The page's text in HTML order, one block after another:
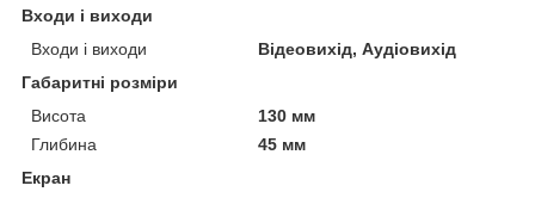
Входи і виходи
Входи і виходи
Відеовихід, Аудіовихід
Габаритні розміри
Висота
130 мм
Глибина
45 мм
Екран